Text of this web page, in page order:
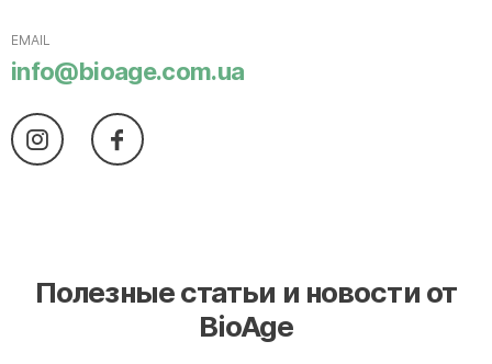
EMAIL
info@bioage.com.ua
Полезные статьи и новости от
BioAge